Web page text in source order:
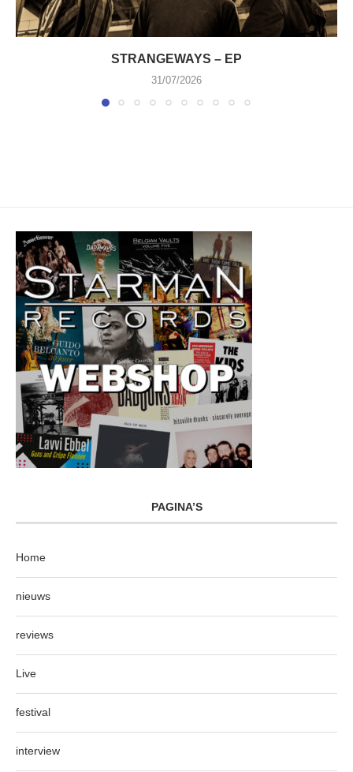
STRANGEWAYS – EP
31/07/2026
PAGINA’S
Home
nieuws
reviews
Live
festival
interview